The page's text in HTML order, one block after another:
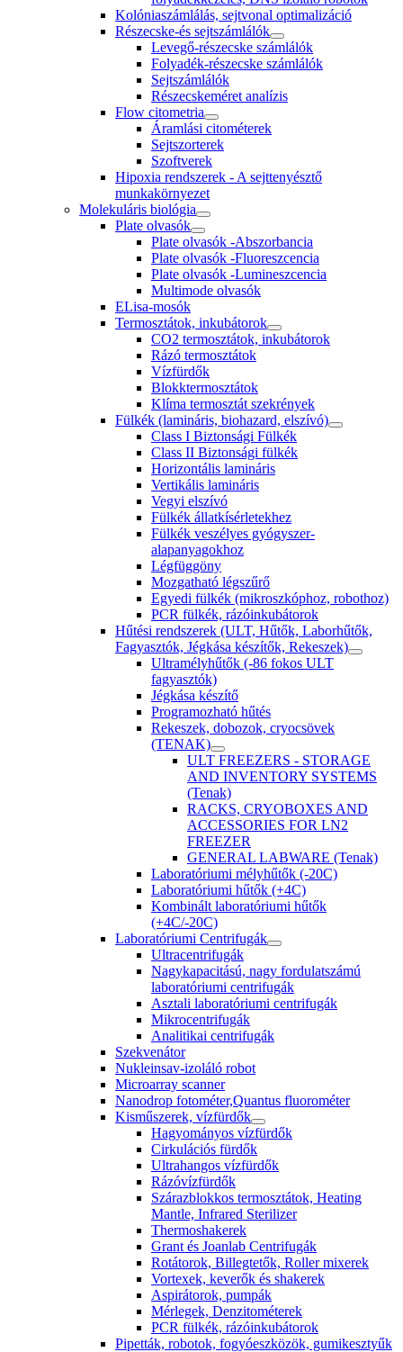
Kolóniaszámlálás, sejtvonal optimalizáció
Részecske-és sejtszámlálók
Levegő-részecske számlálók
Folyadék-részecske számlálók
Sejtszámlálók
Részecskeméret analízis
Flow citometria
Áramlási citométerek
Sejtszorterek
Szoftverek
Hipoxia rendszerek - A sejttenyésztő
munkakörnyezet
Molekuláris biológia
Plate olvasók
Plate olvasók -Abszorbancia
Plate olvasók -Fluoreszcencia
Plate olvasók -Lumineszcencia
Multimode olvasók
ELisa-mosók
Termosztátok, inkubátorok
CO2 termosztátok, inkubátorok
Rázó termosztátok
Vízfürdők
Blokktermosztátok
Klíma termosztát szekrények
Fülkék (lamináris, biohazard, elszívó)
Class I Biztonsági Fülkék
Class II Biztonsági fülkék
Horizontális lamináris
Vertikális lamináris
Vegyi elszívó
Fülkék állatkísérletekhez
Fülkék veszélyes gyógyszer-
alapanyagokhoz
Légfüggöny
Mozgatható légszűrő
Egyedi fülkék (mikroszkóphoz, robothoz)
PCR fülkék, rázóinkubátorok
Hűtési rendszerek (ULT, Hűtők, Laborhűtők,
Fagyasztók, Jégkása készítők, Rekeszek)
Ultramélyhűtők (-86 fokos ULT
fagyasztók)
Jégkása készítő
Programozható hűtés
Rekeszek, dobozok, cryocsövek
(TENAK)
ULT FREEZERS - STORAGE
AND INVENTORY SYSTEMS
(Tenak)
RACKS, CRYOBOXES AND
ACCESSORIES FOR LN2
FREEZER
GENERAL LABWARE (Tenak)
Laboratóriumi mélyhűtők (-20C)
Laboratóriumi hűtők (+4C)
Kombinált laboratóriumi hűtők
(+4C/-20C)
Laboratóriumi Centrifugák
Ultracentrifugák
Nagykapacitású, nagy fordulatszámú
laboratóriumi centrifugák
Asztali laboratóriumi centrifugák
Mikrocentrifugák
Analitikai centrifugák
Szekvenátor
Nukleinsav-izoláló robot
Microarray scanner
Nanodrop fotométer,Quantus fluorométer
Kisműszerek, vízfürdők
Hagyományos vízfürdők
Cirkulációs fürdők
Ultrahangos vízfürdők
Rázóvízfürdők
Szárazblokkos termosztátok, Heating
Mantle, Infrared Sterilizer
Thermoshakerek
Grant és Joanlab Centrifugák
Rotátorok, Billegtetők, Roller mixerek
Vortexek, keverők és shakerek
Aspirátorok, pumpák
Mérlegek, Denzitométerek
PCR fülkék, rázóinkubátorok
Pipetták, robotok, fogyóeszközök, gumikesztyűk